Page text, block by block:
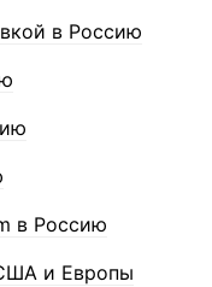
в Россию
в Россию
и Европы